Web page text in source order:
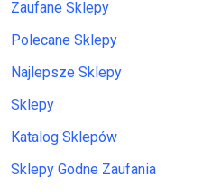
Zaufane Sklepy
Polecane Sklepy
Najlepsze Sklepy
Sklepy
Katalog Sklepów
Sklepy Godne Zaufania